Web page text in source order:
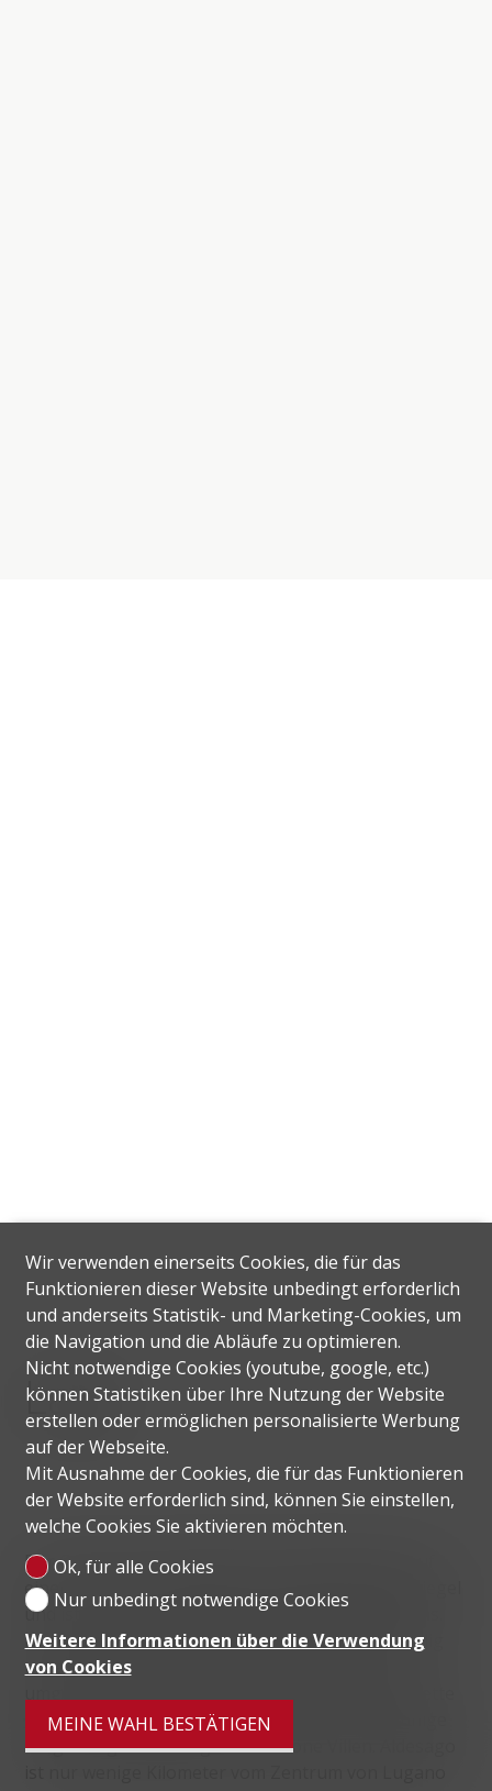
Lage
Der Ortsteil Brè mit dem Weiler Aldesago liegt auf
einer Höhe von 788 Metern über dem Meeresspiegel
und ist eine der sonnigsten Gegenden des Tessins.
Die Aussicht ist einzigartig: Es ist eine offene, völlig
unverbaute Front, die den ganzen See umfasst,
mit ihren schneebedeckten Gipfeln. Die sehr ruhige
Umgebung beherbergt viele schöne Villen. Aldesago
Wir verwenden einerseits Cookies, die für das
Funktionieren dieser Website unbedingt erforderlich
und anderseits Statistik- und Marketing-Cookies, um
die Navigation und die Abläufe zu optimieren.
Nicht notwendige Cookies (youtube, google, etc.)
können Statistiken über Ihre Nutzung der Website
erstellen oder ermöglichen personalisierte Werbung
auf der Webseite.
Mit Ausnahme der Cookies, die für das Funktionieren
der Website erforderlich sind, können Sie einstellen,
welche Cookies Sie aktivieren möchten.
Ok, für alle Cookies
Nur unbedingt notwendige Cookies
Weitere Informationen über die Verwendung
von Cookies
MEINE WAHL BESTÄTIGEN